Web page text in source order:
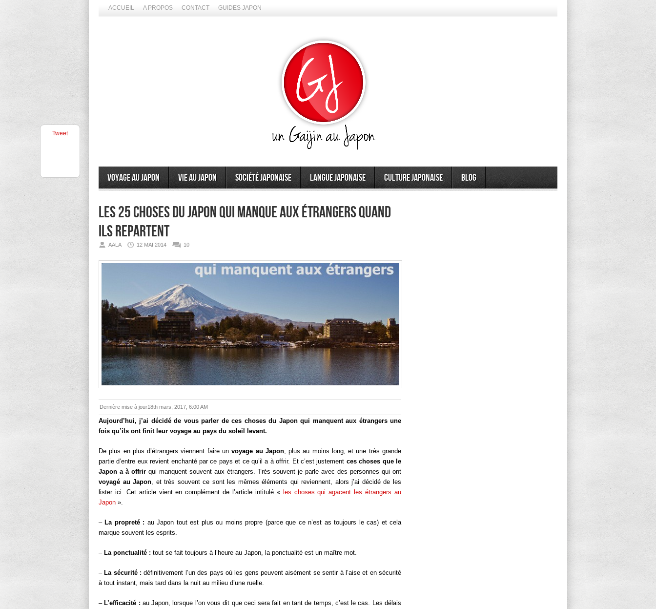
ACCUEIL A PROPOS CONTACT GUIDES JAPON
Voyage au Japon Vie au Japon Société japonaise Langue japonaise Culture japonaise Blog
Les 25 choses du Japon qui manque aux étrangers quand
ils repartent
AALA 12 MAI 2014 10
Dernière mise à jour18th mars, 2017, 6:00 AM
Aujourd’hui, j’ai décidé de vous parler de ces choses du Japon qui manquent aux étrangers une
fois qu’ils ont finit leur voyage au pays du soleil levant.
De plus en plus d’étrangers viennent faire unvoyage au Japon, plus au moins long, et une très grande
partie d’entre eux revient enchanté par ce pays et ce qu’il a à offrir. Et c’est justement ces choses que le
Japon a à offrir qui manquent souvent aux étrangers. Très souvent je parle avec des personnes qui ont
voyagé au Japon, et très souvent ce sont les mêmes éléments qui reviennent, alors j’ai décidé de les
lister ici. Cet article vient en complément de l’article intitulé « les choses qui agacent les étrangers au
Japon ».
– La propreté : au Japon tout est plus ou moins propre (parce que ce n’est as toujours le cas) et cela
marque souvent les esprits.
– La ponctualité : tout se fait toujours à l’heure au Japon, la ponctualité est un maître mot.
– La sécurité : définitivement l’un des pays où les gens peuvent aisément se sentir à l’aise et en sécurité
à tout instant, mais tard dans la nuit au milieu d’une ruelle.
– L’efficacité : au Japon, lorsque l’on vous dit que ceci sera fait en tant de temps, c’est le cas. Les délais
Tweet